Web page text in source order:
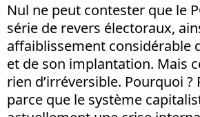
Nul ne peut contester que le
série de revers électoraux,
affaiblissement considérable
et de son implantation. Mais
rien d’irréversible. Pourquoi
parce que le système